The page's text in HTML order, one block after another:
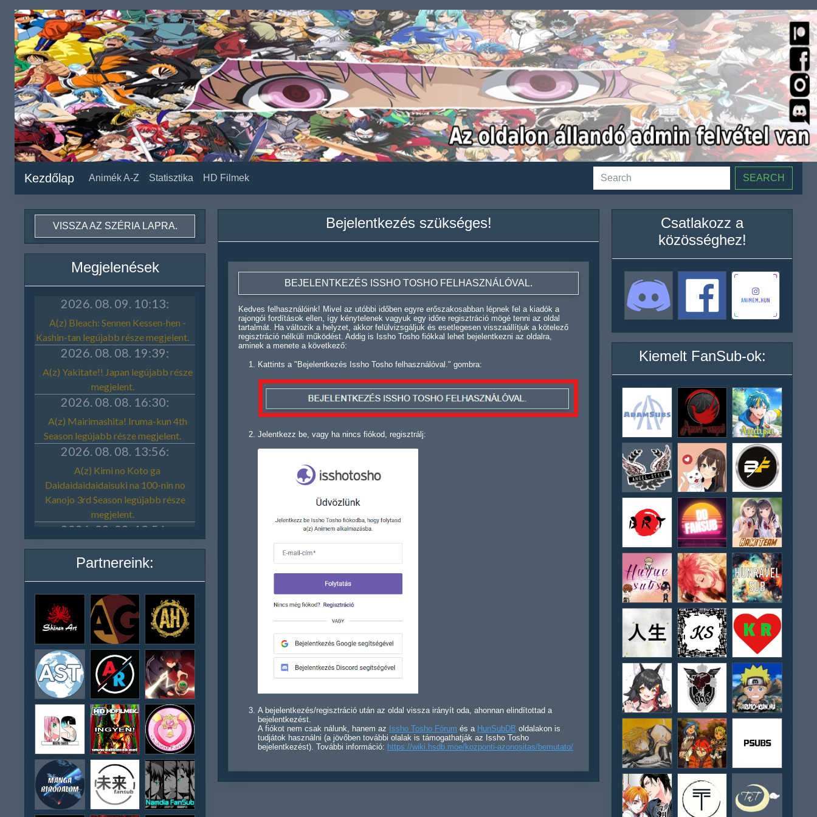
Kezdőlap Animék A-Z Statisztika HD Filmek SEARCH
VISSZA AZ SZÉRIA LAPRA.
Megjelenések
Partnereink:
Bejelentkezés szükséges!
BEJELENTKEZÉS ISSHO TOSHO FELHASZNÁLÓVAL.
Kedves felhasználóink! Mivel az utóbbi időben egyre erőszakosabban lépnek fel a kiadók a
rajongói fordítások ellen, így kénytelenek vagyuk egy időre regisztráció mögé tenni az oldal
tartalmát. Ha változik a helyzet, akkor felülvizsgáljuk és esetlegesen visszaállítjuk a kötelező
regisztráció nélküli működést. Addig is Issho Tosho fiókkal lehet bejelentkezni az oldalra,
aminek a menete a következő:
Kattints a "Bejelentkezés Issho Tosho felhasználóval." gombra:
Jelentkezz be, vagy ha nincs fiókod, regisztrálj:
A bejelentkezés/regisztráció után az oldal vissza irányít oda, ahonnan elindítottad a
bejelentkezést.
A fiókot nem csak nálunk, hanem az Issho Tosho Fórum és a HunSubDB oldalakon is
tudjátok használni (a jövőben további olalak is támogathatják az Issho Tosho
bejelentkezést). További információ: https://wiki.hsdb.moe/kozponti-azonositas/bemutato/
Csatlakozz a
közösséghez!
Kiemelt FanSub-ok: